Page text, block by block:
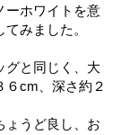
ーホワイトを意
みました。
グと同じく、大
６cm、深さ約２
ょうど良し、お